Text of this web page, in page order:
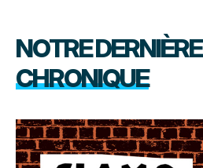
NOTRE DERNIÈRE
CHRONIQUE